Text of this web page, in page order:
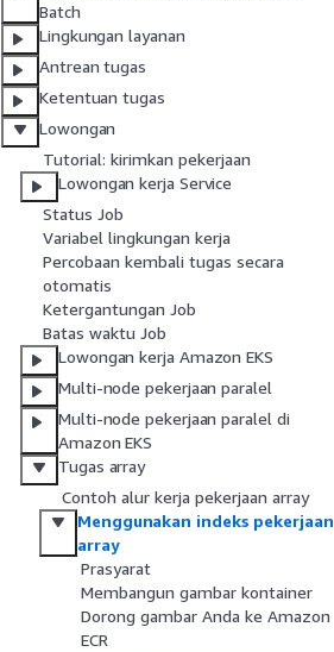
Batch
Lingkungan layanan
Antrean tugas
Ketentuan tugas
Lowongan
Tutorial: kirimkan pekerjaan
Lowongan kerja Service
Status Job
Variabel lingkungan kerja
Percobaan kembali tugas secara
otomatis
Ketergantungan Job
Batas waktu Job
Lowongan kerja Amazon EKS
Multi-node pekerjaan paralel
Multi-node pekerjaan paralel di
Amazon EKS
Tugas array
Contoh alur kerja pekerjaan array
Menggunakan indeks pekerjaan
array
Prasyarat
Membangun gambar kontainer
Dorong gambar Anda ke Amazon
ECR